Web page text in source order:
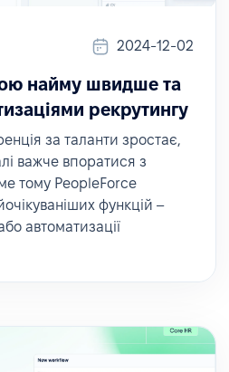
2024-12-02
найму швидше та
рекрутингу
за таланти зростає,
важче впоратися з
тому PeopleForce
функцій –
автоматизації